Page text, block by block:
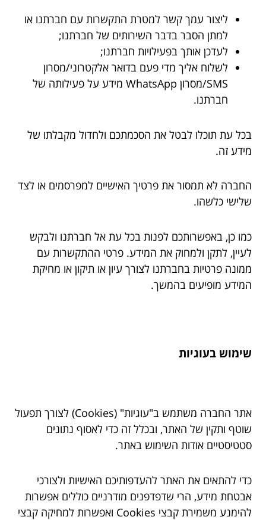
ליצור עמך קשר למטרת התקשרות עם חברתנו או
למתן הסבר בדבר השירותים של חברתנו;
לעדכן אותך בפעילויות חברתנו;
לשלוח אליך מדי פעם בדואר אלקטרוני/מסרון
SMS/מסרון WhatsApp מידע על פעילותה של
חברתנו.
בכל עת תוכלו לבטל את הסכמתכם ולחדול מקבלתו של
מידע זה.
החברה לא תמסור את פרטיך האישיים למפרסמים או לצד
שלישי כלשהו.
כמו כן, באפשרותכם לפנות בכל עת אל חברתנו ולבקש
לעיין, לתקן ולמחוק את המידע. פרטי ההתקשרות עם
ממונה פרטיות בחברתנו לצורך עיון או תיקון או מחיקת
המידע מופיעים בהמשך.
שימוש בעוגיות
אתר החברה משתמש ב"עוגיות" (Cookies) לצורך תפעול
שוטף ותקין של האתר, ובכלל זה כדי לאסוף נתונים
סטטיסטיים אודות השימוש באתר.
כדי להתאים את האתר להעדפותיכם האישיות ולצורכי
אבטחת מידע, הרי שדפדפנים מודרניים כוללים אפשרות
להימנע משמירת קבצי Cookies ואפשרות למחיקה קבצי